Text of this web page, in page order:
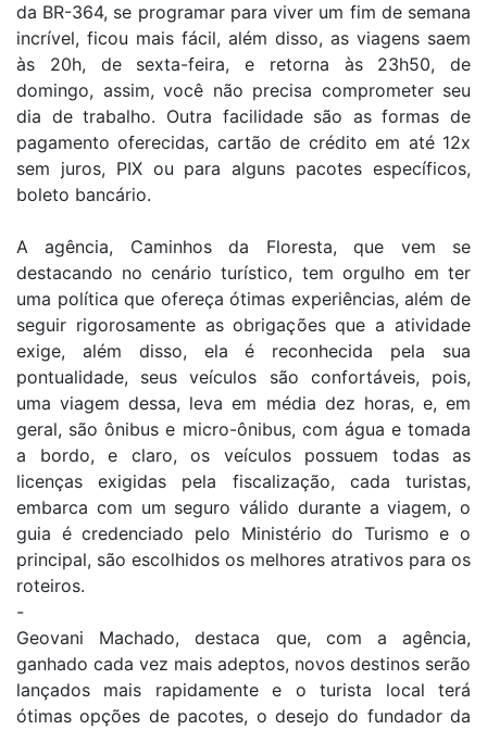
da BR-364, se programar para viver um fim de semana
incrível, ficou mais fácil, além disso, as viagens saem
às 20h, de sexta-feira, e retorna às 23h50, de
domingo, assim, você não precisa comprometer seu
dia de trabalho. Outra facilidade são as formas de
pagamento oferecidas, cartão de crédito em até 12x
sem juros, PIX ou para alguns pacotes específicos,
boleto bancário.
A agência, Caminhos da Floresta, que vem se
destacando no cenário turístico, tem orgulho em ter
uma política que ofereça ótimas experiências, além de
seguir rigorosamente as obrigações que a atividade
exige, além disso, ela é reconhecida pela sua
pontualidade, seus veículos são confortáveis, pois,
uma viagem dessa, leva em média dez horas, e, em
geral, são ônibus e micro-ônibus, com água e tomada
a bordo, e claro, os veículos possuem todas as
licenças exigidas pela fiscalização, cada turistas,
embarca com um seguro válido durante a viagem, o
guia é credenciado pelo Ministério do Turismo e o
principal, são escolhidos os melhores atrativos para os
roteiros.
-
Geovani Machado, destaca que, com a agência,
ganhado cada vez mais adeptos, novos destinos serão
lançados mais rapidamente e o turista local terá
ótimas opções de pacotes, o desejo do fundador da